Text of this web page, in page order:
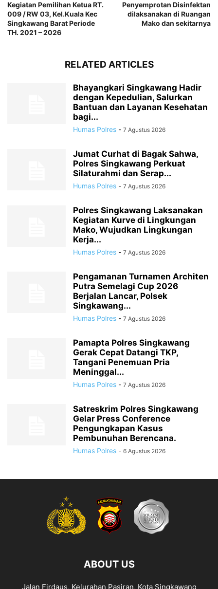
Kegiatan Pemilihan Ketua RT.
009 / RW 03, Kel.Kuala Kec
Singkawang Barat Periode
TH. 2021 – 2026
Penyemprotan Disinfektan
dilaksanakan di Ruangan
Mako dan sekitarnya
RELATED ARTICLES
Bhayangkari Singkawang Hadir
dengan Kepedulian, Salurkan
Bantuan dan Layanan Kesehatan
bagi...
Humas Polres - 7 Agustus 2026
Jumat Curhat di Bagak Sahwa,
Polres Singkawang Perkuat
Silaturahmi dan Serap...
Humas Polres - 7 Agustus 2026
Polres Singkawang Laksanakan
Kegiatan Kurve di Lingkungan
Mako, Wujudkan Lingkungan
Kerja...
Humas Polres - 7 Agustus 2026
Pengamanan Turnamen Architen
Putra Semelagi Cup 2026
Berjalan Lancar, Polsek
Singkawang...
Humas Polres - 7 Agustus 2026
Pamapta Polres Singkawang
Gerak Cepat Datangi TKP,
Tangani Penemuan Pria
Meninggal...
Humas Polres - 7 Agustus 2026
Satreskrim Polres Singkawang
Gelar Press Conference
Pengungkapan Kasus
Pembunuhan Berencana.
Humas Polres - 6 Agustus 2026
ABOUT US
Jalan Firdaus, Kelurahan Pasiran, Kota Singkawang